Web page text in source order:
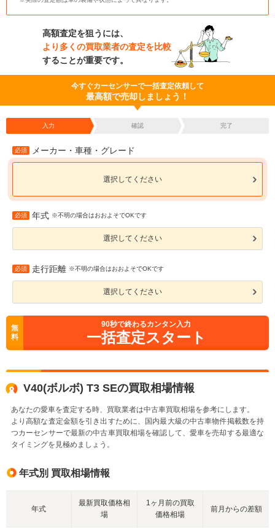
高額査定を狙うには、
より多くの買取業者の査定を比較
することが重要です。
今すぐカーセンサーで一括査定依頼して
最高額で売却しましょう！
入力 確認 完了
必須 メーカー・車種・グレード
選択してください
必須 年式 ※不明の場合はおおよそでOKです
選択してください
必須 走行距離 ※不明の場合はおおよそでOKです
選択してください
無
料
90秒で終わるカンタン入力
一括査定スタート
V40(ボルボ) T3 SEの買取相場情報
あなたの愛車を査定する時、買取業者は中古車買取相場を参考にします。
より高額な査定金額を引き出すために、国内最大級の中古車物件掲載数を持
つカーセンサーで最新の中古車買取相場を確認して、愛車を売却する最適な
タイミングを見極めましょう。
年式別 買取相場情報
年式
最新買取価格相
場
1ヶ月前の買取
価格相場
前月からの差額